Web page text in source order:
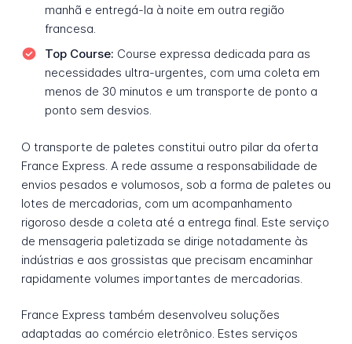
manhã e entregá-la à noite em outra região
francesa.
Top Course: Course expressa dedicada para as
necessidades ultra-urgentes, com uma coleta em
menos de 30 minutos e um transporte de ponto a
ponto sem desvios.
O transporte de paletes constitui outro pilar da oferta
France Express. A rede assume a responsabilidade de
envios pesados e volumosos, sob a forma de paletes ou
lotes de mercadorias, com um acompanhamento
rigoroso desde a coleta até a entrega final. Este serviço
de mensageria paletizada se dirige notadamente às
indústrias e aos grossistas que precisam encaminhar
rapidamente volumes importantes de mercadorias.
France Express também desenvolveu soluções
adaptadas ao comércio eletrônico. Estes serviços